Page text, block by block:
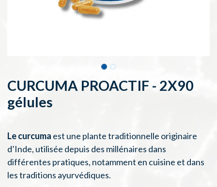
CURCUMA PROACTIF - 2X90
gélules
Le curcuma est une plante traditionnelle originaire
d’Inde, utilisée depuis des millénaires dans
différentes pratiques, notamment en cuisine et dans
les traditions ayurvédiques.